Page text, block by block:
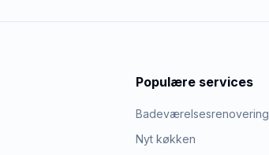
Populære services
Badeværelsesrenovering
Nyt køkken